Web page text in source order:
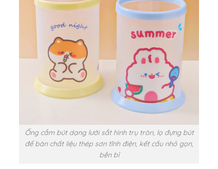
Ống cắm bút dạng lưới sắt hình trụ tròn, lọ đựng bút
để bàn chất liệu thép sơn tĩnh điện, kết cấu nhỏ gọn,
bền bỉ